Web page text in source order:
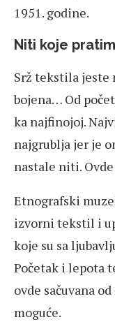
1951. godine.
Niti koje pratim
Srž tekstila jeste
bojena… Od
ka najfinojoj.
najgrublja jer je
nastale niti.
Etnografski
izvorni tekstil i
koje su sa
Početak i lepota
ovde sačuvana
moguće.